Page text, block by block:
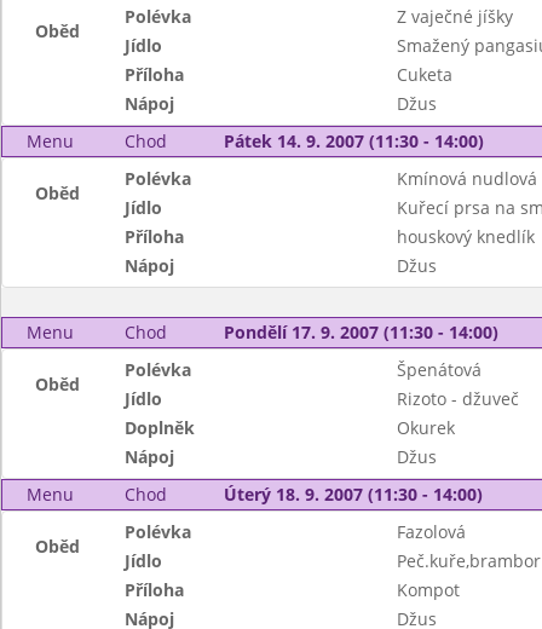
Oběd
Polévka
Z vaječné jíšky
Jídlo
Smažený
Příloha
Cuketa
Nápoj
Džus
Menu
Chod Pátek 14. 9. 2007 (11:30 - 14:00)
Oběd
Polévka
Kmínová nudlová
Jídlo
Kuřecí prsa na
Příloha
houskový knedlík
Nápoj
Džus
Menu Chod Pondělí 17. 9. 2007 (11:30 - 14:00)
Oběd
Polévka
Špenátová
Jídlo
Rizoto - džuveč
Doplněk
Okurek
Nápoj
Džus
Menu
Chod Úterý 18. 9. 2007 (11:30 - 14:00)
Oběd
Polévka
Fazolová
Jídlo
Příloha
Kompot
Nápoj
Džus